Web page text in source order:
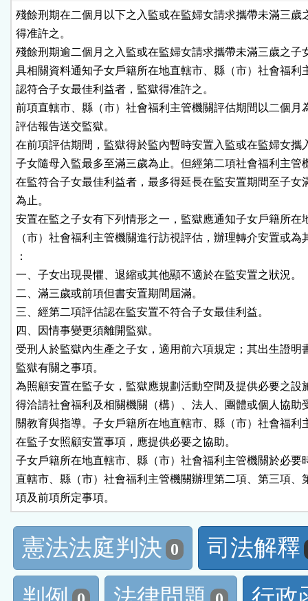
殘餘刑期在二個月以下之入監或在監婦女請求攜帶未滿三歲
得准許之。
殘餘刑期逾二個月之入監或在監婦女請求攜帶未滿三歲之子
具相關資料通知子女戶籍所在地直轄市、縣（市）社會福利
認符合子女最佳利益者，監獄得准許之。
前項直轄市、縣（市）社會福利主管機關評估期間以二個月
評估報告送交監獄。
在前項評估期間，監獄得於監內暫時安置入監或在監婦女攜
子女隨母入監最多至滿三歲為止。但經第二項社會福利主管
在監符合子女最佳利益者，最多得延長在監安置期間至子女
為止。
安置在監之子女有下列情形之一，監獄應通知子女戶籍所在
（市）社會福利主管機關進行訪視評估，辦理轉介安置或為
：
一、子女出現畏懼、退縮或其他顯不適於在監安置之狀況。
二、滿三歲或前項但書安置期間屆滿。
三、經第二項評估認在監安置不符合子女最佳利益。
四、因情事變更須離開監獄。
受刑人於監獄內生產之子女，適用前六項規定；其出生證明
監獄有關之事項。
為照顧安置在監子女，監獄應規劃活動空間及提供必要之設
得洽請社會福利及相關機關（構）、法人、團體或個人協助
關教育與指導。子女戶籍所在地直轄市、縣（市）社會福利
在監子女照顧安置事項，應提供必要之協助。
子女戶籍所在地直轄市、縣（市）社會福利主管機關於必要
直轄市、縣（市）社會福利主管機關辦理第二項、第三項、
項及前項所定事項。
憲法法庭判決 0
司法解釋